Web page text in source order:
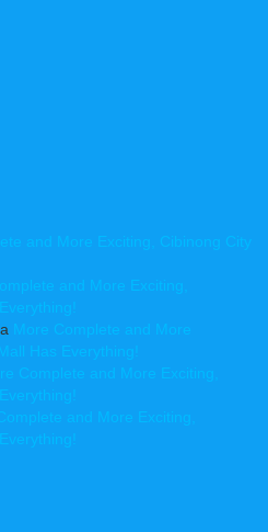
and More Exciting, Cibinong City
and More Exciting,
More Complete and More
Has Everything!
Complete and More Exciting,
and More Exciting,